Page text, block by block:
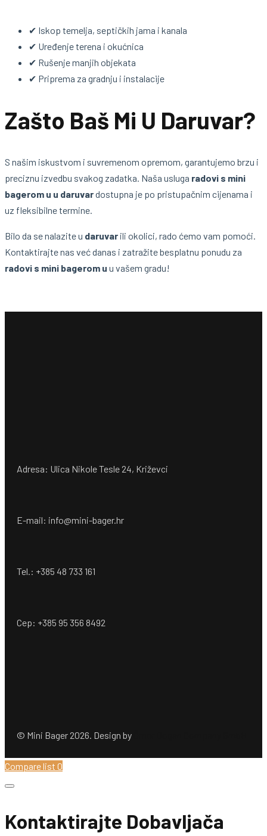
✔ Iskop temelja, septičkih jama i kanala
✔ Uređenje terena i okućnica
✔ Rušenje manjih objekata
✔ Priprema za gradnju i instalacije
Zašto Baš Mi U Daruvar?
S našim iskustvom i suvremenom opremom, garantujemo brzu i
preciznu izvedbu svakog zadatka. Naša usluga radovi s mini
bagerom u u daruvardostupna je po pristupačnim cijenama i
uz fleksibilne termine.
Bilo da se nalazite u daruvar ili okolici, rado ćemo vam pomoći.
Kontaktirajte nas već danas i zatražite besplatnu ponudu za
radovi s mini bagerom u u vašem gradu!
Adresa: Ulica Nikole Tesle 24, Križevci
E-mail: info@mini-bager.hr
Tel.: +385 48 733 161
Cep: +385 95 356 8492
© Mini Bager 2026. Design by
Compare list 0
Kontaktirajte Dobavljača